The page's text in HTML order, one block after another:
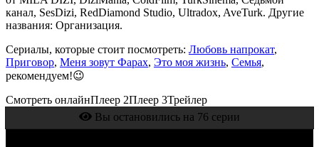
канал, SesDizi, RedDiamond Studio, Ultradox, AveTurk. Другие
названия: Организация.
Сериалы, которые стоит посмотреть: Любовь напрокат,
Приговор, Меня зовут Фарах, Это моя жизнь, Семья,
рекомендуем!😉
Смотреть онлайнПлеер 2Плеер 3Трейлер
Вы остановились на 76 серии